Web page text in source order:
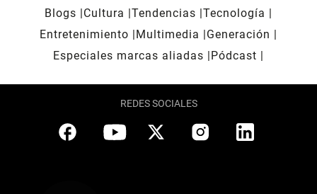
Blogs
Cultura Tendencias Tecnología
Entretenimiento
Multimedia
Generación
Especiales marcas aliadas
Pódcast
REDES SOCIALES